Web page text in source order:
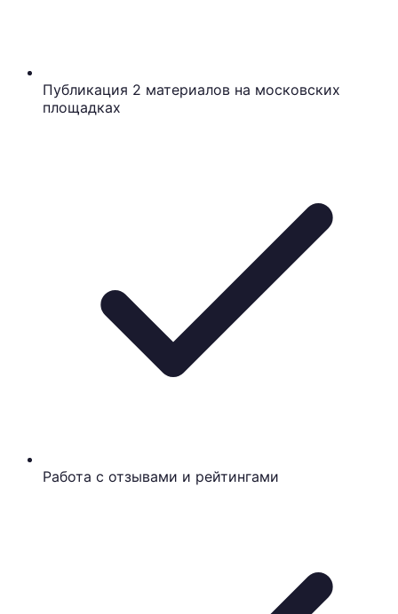
Публикация 2 материалов на московских
площадках
Работа с отзывами и рейтингами